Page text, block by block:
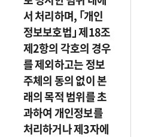
서 처리하며, ｢개인
정보보호법｣ 제18조
제2항의 각호의 경우
를 제외하고는 정보
주체의 동의 없이 본
래의 목적 범위를 초
과하여 개인정보를
처리하거나 제3자에